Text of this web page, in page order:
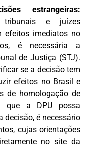
estrangeiras:
tribunais e juízes
efeitos imediatos no
é necessária a
de Justiça (STJ).
se a decisão tem
efeitos no Brasil e
de homologação de
que a DPU possa
decisão, é necessário
cujas orientações
no site da